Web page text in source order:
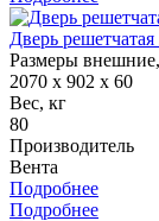
Дверь решетчатая
Размеры
2070 x 902 x 60
Вес, кг
80
Производитель
Вента
Подробнее
Подробнее